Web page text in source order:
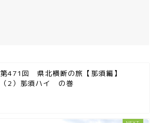
第471回 県北横断の旅【那須編】
（2）那須ハイ の巻